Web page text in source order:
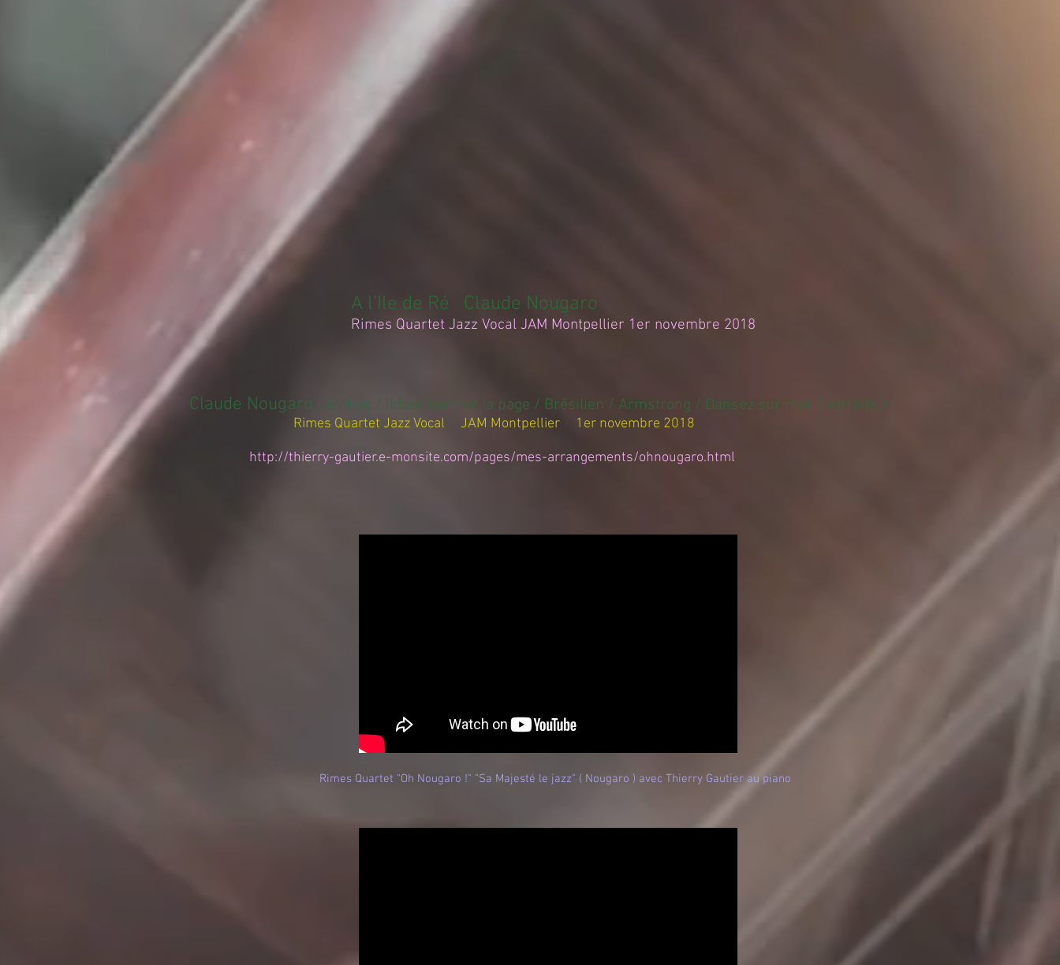
A l'Ile de Ré Claude Nougaro
Rimes Quartet Jazz Vocal JAM Montpellier 1er novembre 2018
Claude Nougaro La pluie / Il faut tourner la page / Brésilien / Armstrong / Dansez sur moi ( extraits )
Rimes Quartet Jazz Vocal JAM Montpellier 1er novembre 2018
http://thierry-gautier.e-monsite.com/pages/mes-arrangements/ohnougaro.html
Rimes Quartet "Oh Nougaro !" "Sa Majesté le jazz" ( Nougaro ) avec Thierry Gautier au piano